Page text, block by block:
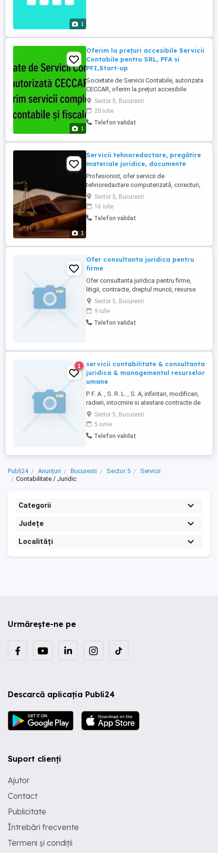
1
1
Oferim la prețuri accesibile Servicii
Contabile pentru SRL, PFA si
PFI,Start-up
Societate de Servicii Contabile, autorizata
CECCAR, oferim la prețuri accesibile
servicii complete de contabilitate și
fiscalitate pentru: SRL (plătitor & neplătitor
TVA impozit pe profit microîntreprindere,
inclusiv start-up), PFA, PFI Serviciile
contabilă completă - ...
Sector 5, Bucuresti
20 iulie
Telefon validat
1
Servicii tehnoredactare, pregătire
materiale juridice, documente
Profesionist, ofer servicii de
tehnoredactare computerizată, corecturi,
concepere și elaborare documente,
inclusiv juridice, precum și consultanță de
specialitate. Pentru detalii mă puteți
contacta în intervalul orar 10:00 - 20:00, de
Sector 5, Bucuresti
16 iulie
Telefon validat
Ofer consultanta juridica pentru
firme
Ofer consultanta juridica pentru firme,
litigii, contracte, dreptul muncii, resurse
umane, reprezentare in instanta la preturi
super accesibile, .
Sector 5, Bucuresti
9 iulie
Telefon validat
1
servicii contabilitate & consultanta
juridica & managementul resurselor
umane
P. F. A. , S. R. L. , S. A, infiintari, modificari,
radieri, intocmire si atestare contracte de
comodat, contracte de inchiriere,
preschimbari certificate de inregistrare,
cesiune de parti sociale, imputernicire alte
parti decat administratorul, deschidere
depunere ...
Sector 5, Bucuresti
5 iunie
Telefon validat
Publi24 Anunțuri Bucuresti Sector 5
Servicii
Contabilitate / Juridic
Categorii
Județe
Localități
Urmărește-ne pe
Descarcă aplicația Publi24
Suport clienți
Ajutor
Contact
Publicitate
Întrebări frecvente
Termeni și condiții